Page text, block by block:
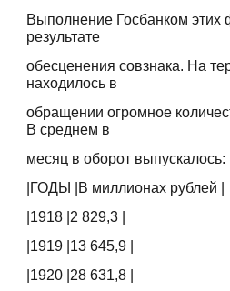
Выполнение Госбанком этих
результате
обесценения совзнака. На
находилось в
обращении огромное
В среднем в
месяц в оборот выпускалось:
|ГОДЫ |В миллионах рублей |
|1918 |2 829,3 |
|1919 |13 645,9 |
|1920 |28 631,8 |